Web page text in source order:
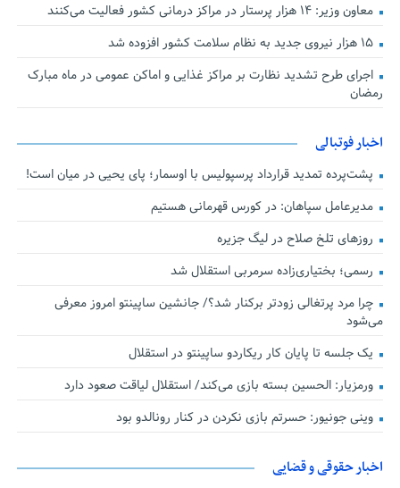
معاون وزیر: ۱۴ هزار پرستار در مراکز درمانی کشور فعالیت می‌کنند
۱۵ هزار نیروی جدید به نظام سلامت کشور افزوده شد
اجرای طرح تشدید نظارت بر مراکز غذایی و اماکن عمومی در ماه مبارک
رمضان
اخبار فوتبالی
پشت‌پرده تمدید قرارداد پرسپولیس با اوسمار؛ پای یحیی در میان است!
مدیرعامل سپاهان: در کورس قهرمانی هستیم
روزهای تلخ صلاح در لیگ جزیره
رسمی؛ بختیاری‌زاده سرمربی استقلال شد
چرا مرد پرتغالی زودتر برکنار شد؟/ جانشین ساپینتو امروز معرفی
می‌شود
یک جلسه تا پایان کار ریکاردو ساپینتو در استقلال
ورمزیار: الحسین بسته بازی می‌کند/ استقلال لیاقت صعود دارد
وینی جونیور: حسرتم بازی نکردن در کنار رونالدو بود
اخبار حقوقی و قضایی